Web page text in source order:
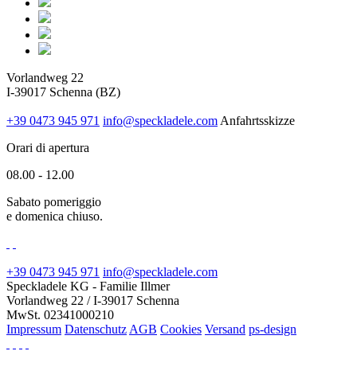
Vorlandweg 22
I-39017 Schenna (BZ)
+39 0473 945 971 info@speckladele.com Anfahrtsskizze
Orari di apertura
08.00 - 12.00
Sabato pomeriggio
e domenica chiuso.
+39 0473 945 971 info@speckladele.com
Speckladele KG - Familie Illmer
Vorlandweg 22 / I-39017 Schenna
MwSt. 02341000210
Impressum Datenschutz AGB Cookies Versand ps-design